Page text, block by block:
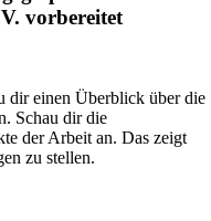
vorbereitet
dir einen Überblick über die
Schau dir die
der Arbeit an. Das zeigt
zu stellen.